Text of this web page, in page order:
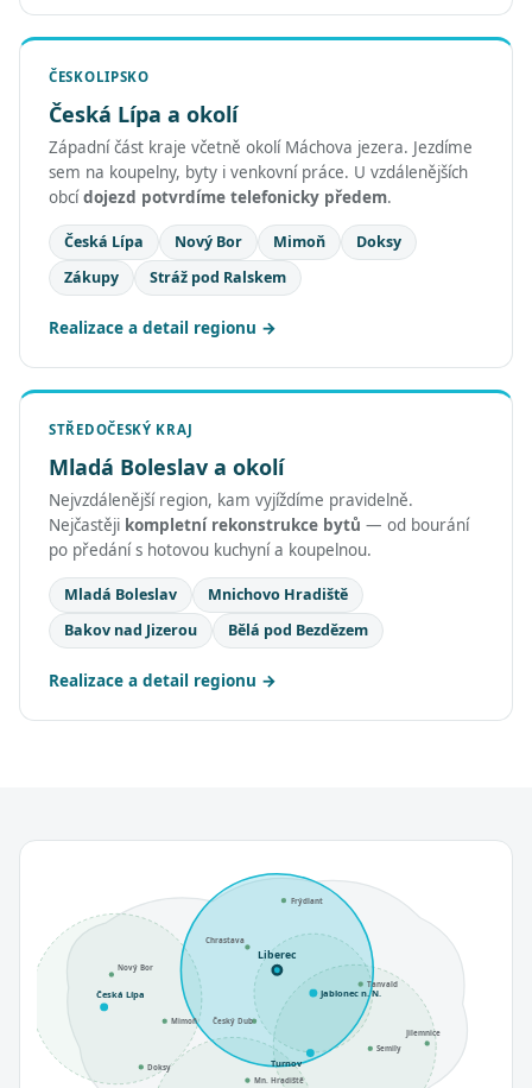
ČESKOLIPSKO
Česká Lípa a okolí
Západní část kraje včetně okolí Máchova jezera. Jezdíme
sem na koupelny, byty i venkovní práce. U vzdálenějších
obcídojezd potvrdíme telefonicky předem.
Česká Lípa Nový Bor Mimoň
Doksy
Zákupy
Stráž pod Ralskem
Realizace a detail regionu
STŘEDOČESKÝ KRAJ
Mladá Boleslav a okolí
Nejvzdálenější region, kam vyjíždíme pravidelně.
Nejčastěji kompletní rekonstrukce bytů — od bourání
po předání s hotovou kuchyní a koupelnou.
Mladá Boleslav
Mnichovo Hradiště
Bakov nad Jizerou
Bělá pod Bezdězem
Realizace a detail regionu
Liberec
Jablonec n. N.
Turnov
Česká Lípa
Chrastava
Frýdlant
Tanvald
Semily
Jilemnice
Nový Bor
Mimoň
Doksy
Mn. Hradiště
Český Dub